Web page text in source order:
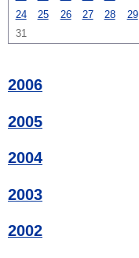
24
25 26 27 28 29
31
2006
2005
2004
2003
2002